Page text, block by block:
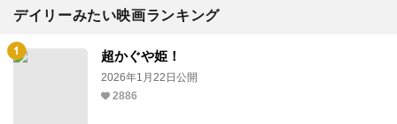
デイリーみたい映画ランキング
超かぐや姫！
2026年1月22日公開
2886